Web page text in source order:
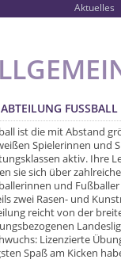
Aktuelles
FUSSBALL
ist die mit Abstand
Spielerinnen und
aktiv. Ihre
sie sich über
und
zwei Rasen- und
reicht von der
Lizenzierte
Spaß am Kicken